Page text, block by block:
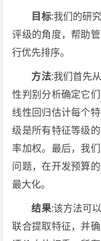
目标:我们的研
评级的角度，帮助
行优先排序。
方法:我们首先
性判别分析确定它
线性回归估计每个
级是所有特征等级
率加权。最后，我
问题，在开发预算
最大化。
结果:该方法可
联合提取特征，并